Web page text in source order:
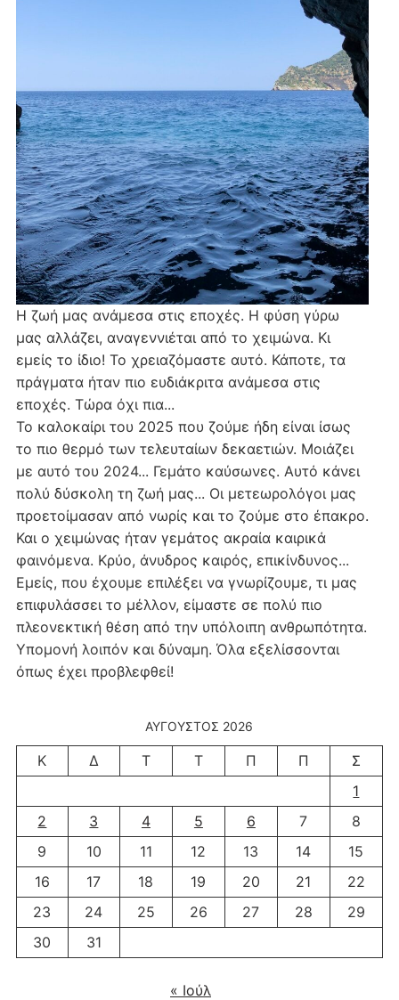
Η ζωή μας ανάμεσα στις εποχές. Η φύση γύρω
μας αλλάζει, αναγεννιέται από το χειμώνα. Κι
εμείς το ίδιο! Το χρειαζόμαστε αυτό. Κάποτε, τα
πράγματα ήταν πιο ευδιάκριτα ανάμεσα στις
εποχές. Τώρα όχι πια...
Το καλοκαίρι του 2025 που ζούμε ήδη είναι ίσως
το πιο θερμό των τελευταίων δεκαετιών. Μοιάζει
με αυτό του 2024... Γεμάτο καύσωνες. Αυτό κάνει
πολύ δύσκολη τη ζωή μας... Οι μετεωρολόγοι μας
προετοίμασαν από νωρίς και το ζούμε στο έπακρο.
Και ο χειμώνας ήταν γεμάτος ακραία καιρικά
φαινόμενα. Κρύο, άνυδρος καιρός, επικίνδυνος...
Εμείς, που έχουμε επιλέξει να γνωρίζουμε, τι μας
επιφυλάσσει το μέλλον, είμαστε σε πολύ πιο
πλεονεκτική θέση από την υπόλοιπη ανθρωπότητα.
Υπομονή λοιπόν και δύναμη. Όλα εξελίσσονται
όπως έχει προβλεφθεί!
ΑΎΓΟΥΣΤΟΣ 2026
Κ Δ Τ Τ Π Π
Σ
1
2
3 4 5 6 7
8
9
10 11 12 13 14
15
16
17 18 19 20 21
22
23
24 25 26 27 28
29
30
31
« Ιούλ